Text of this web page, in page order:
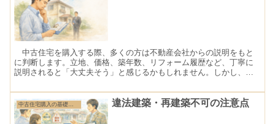
中古住宅を購入する際、多くの方は不動産会社からの説明をもと
に判断します。立地、価格、築年数、リフォーム履歴など、丁寧に
説明されると「大丈夫そう」と感じるかもしれません。しかし、こ
者にとって最善の判断材料とは限らないということです。
中古住宅購入の基礎知識 違法建築・再建築不可の注意点